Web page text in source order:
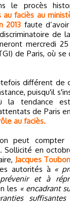
le procès
faciès au
2013 faute
de
mercredi
de Paris, où
différent de
puisqu'il
la tendance
de Paris
au faciès.
peut
Sollicité en
Jacques Toubon
autorités à «
et à
les « encadrant